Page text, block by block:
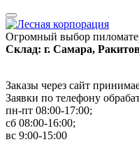
Огромный выбор
Склад: г. Самара,
Заказы через сайт
Заявки по телефону
пн-пт 08:00-17:00;
сб 08:00-16:00;
вс 9:00-15:00